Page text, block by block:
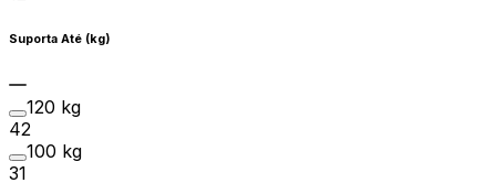
Suporta Até (kg)
120 kg
42
100 kg
31